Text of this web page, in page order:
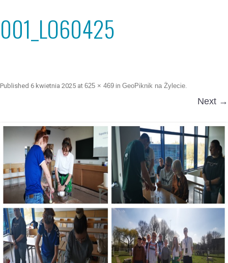
001_LO60425
Published 6 kwietnia 2025 at 625 × 469 in GeoPiknik na Żylecie.
Next →